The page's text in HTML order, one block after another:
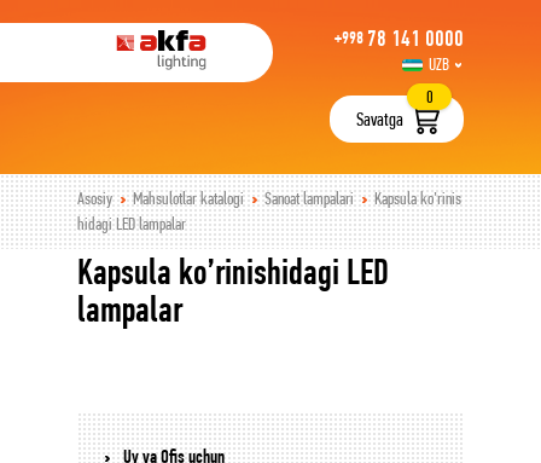
+998 78 141 0000
UZB
РУС
Savatga
0
Asosiy Mahsulotlar katalogi Sanoat lampalari
Kapsula ko’rinis
hidagi LED lampalar
Kapsula ko’rinishidagi LED
lampalar
Uy va Ofis uchun